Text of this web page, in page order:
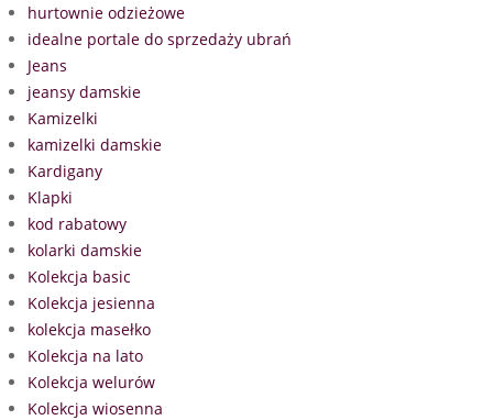
hurtownie odzieżowe
idealne portale do sprzedaży ubrań
Jeans
jeansy damskie
Kamizelki
kamizelki damskie
Kardigany
Klapki
kod rabatowy
kolarki damskie
Kolekcja basic
Kolekcja jesienna
kolekcja masełko
Kolekcja na lato
Kolekcja welurów
Kolekcja wiosenna